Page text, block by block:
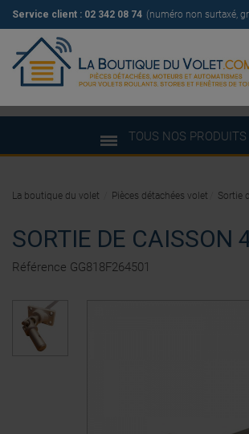
Service client : 02 342 08 74 (numéro non surtaxé,
TOUS NOS PRODUITS
SORTIE DE CAISSON
Référence GG818F264501
La boutique du volet Pièces détachées volet Sortie